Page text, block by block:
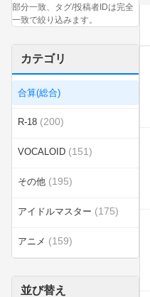
部分一致、タグ/投稿者IDは完全
一致で絞り込みます。
カテゴリ
合算(総合)
R-18 (200)
VOCALOID (151)
その他 (195)
アイドルマスター (175)
アニメ (159)
並び替え